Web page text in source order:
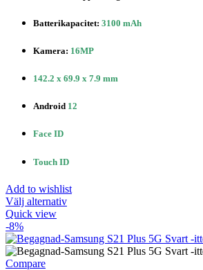
Batterikapacitet: 3100 mAh
Kamera: 16MP
142.2 x 69.9 x 7.9 mm
Android 12
Face ID
Touch ID
Add to wishlist
Välj alternativDen
har
flera
Quick view
-8%
Compare